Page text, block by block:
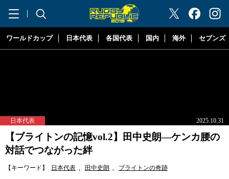
"ラグビーリパブリック"
ワールドカップ 日本代表 各国代表 国内 海外 セブンズ
日本代表 2025.10.31
【ブライトンの記憶vol.2】田中史朗―ケンカ腰の
対話でつながった絆
【キーワード】 日本代表 , 田中史朗 , ブライトンの奇跡